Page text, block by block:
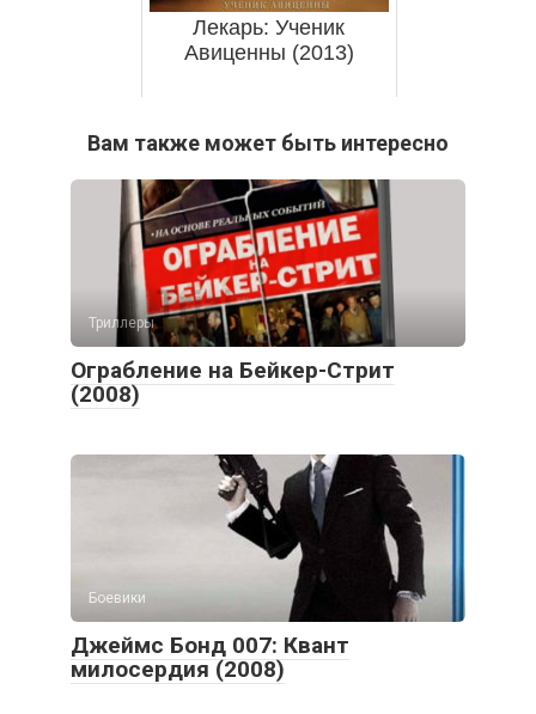
Лекарь: Ученик
Авиценны (2013)
Вам также может быть интересно
Триллеры
Ограбление на Бейкер-Стрит
(2008)
Боевики
Джеймс Бонд 007: Квант
милосердия (2008)